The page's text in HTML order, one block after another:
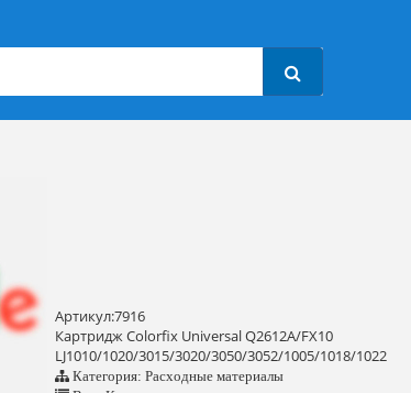
Артикул:7916
Картридж Colorfix Universal Q2612A/FX10
LJ1010/1020/3015/3020/3050/3052/1005/1018/1022
Категория: Расходные материалы